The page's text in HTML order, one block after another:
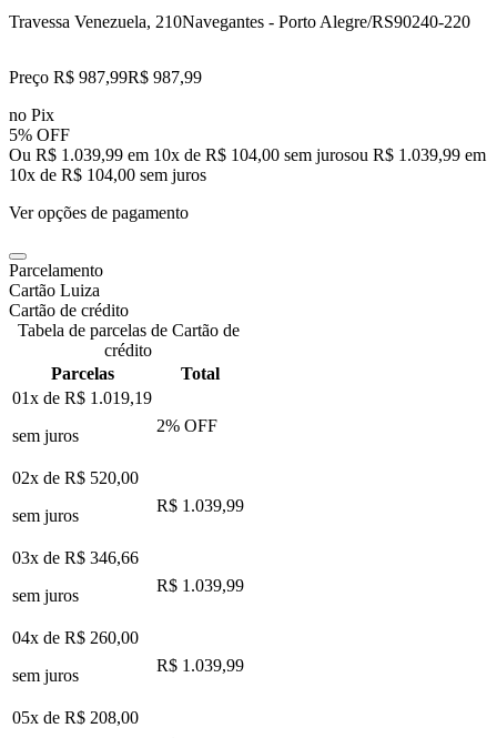
Travessa Venezuela, 210Navegantes - Porto Alegre/RS90240-220
Preço R$ 987,99R$ 987,99
no Pix
5% OFF
Ou R$ 1.039,99 em 10x de R$ 104,00 sem jurosou R$ 1.039,99 em
10x de R$ 104,00 sem juros
Ver opções de pagamento
Parcelamento
Cartão Luiza
Cartão de crédito
Tabela de parcelas de Cartão de
crédito
Parcelas
Total
01x de R$ 1.019,19
sem juros
2% OFF
02x de R$ 520,00
sem juros
R$ 1.039,99
03x de R$ 346,66
sem juros
R$ 1.039,99
04x de R$ 260,00
sem juros
R$ 1.039,99
05x de R$ 208,00